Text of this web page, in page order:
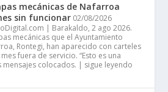
mecánicas de Nafarroa
sin funcionar 02/08/2026
| Barakaldo, 2 ago 2026.
mecánicas que el Ayuntamiento
Rontegi, han aparecido con carteles
fuera de servicio. “Esto es una
mensajes colocados. | sigue leyendo